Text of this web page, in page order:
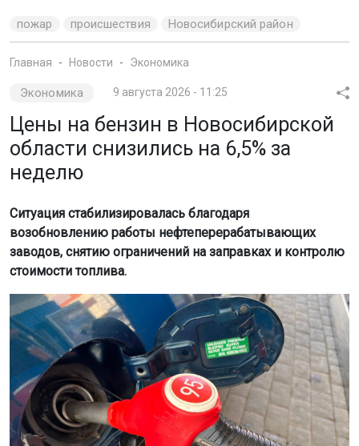
пожар происшествия Новосибирский район
Главная Новости Экономика
Экономика 9 августа 2026 - 11:25
Цены на бензин в Новосибирской
области снизились на 6,5% за
неделю
Ситуация стабилизировалась благодаря
возобновлению работы нефтеперерабатывающих
заводов, снятию ограничений на заправках и контролю
стоимости топлива.